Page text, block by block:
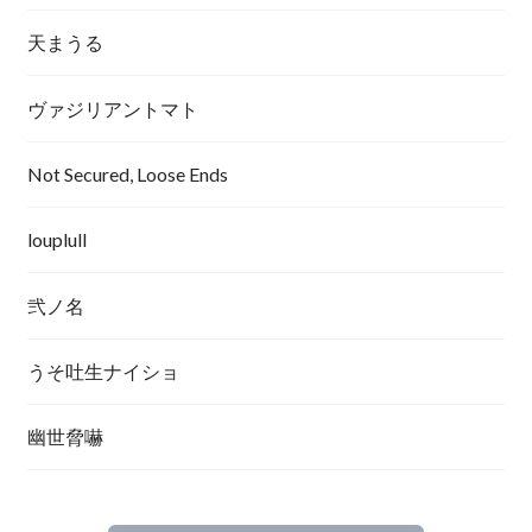
天まうる
ヴァジリアントマト
Not Secured, Loose Ends
louplull
弐ノ名
うそ吐生ナイショ
幽世脅嚇